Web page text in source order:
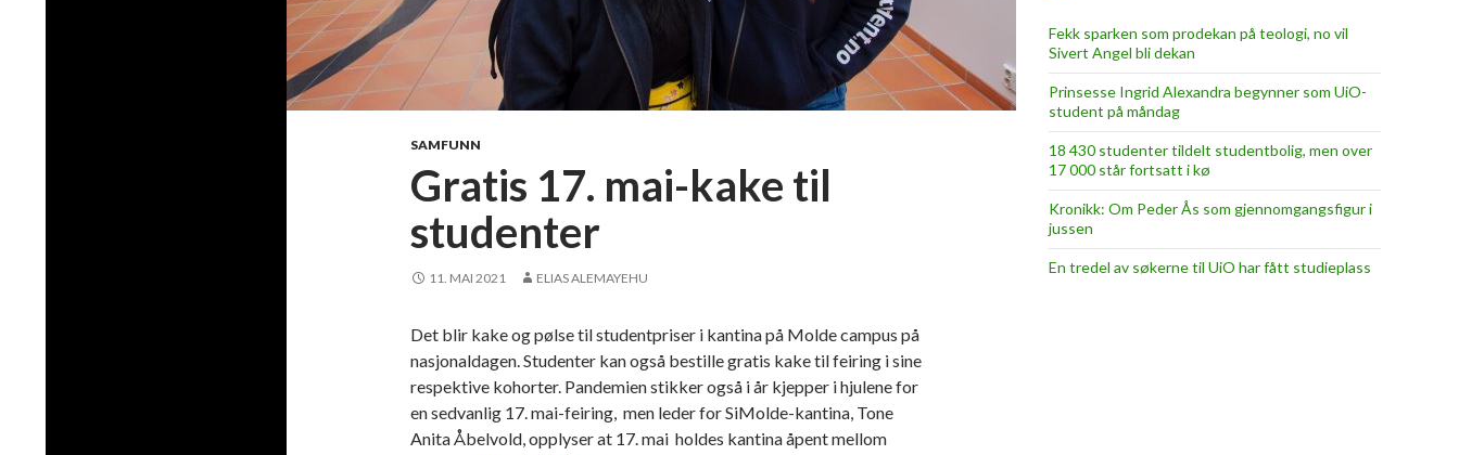
SAMFUNN
Gratis 17. mai-kake til
studenter
11. MAI 2021 ELIAS ALEMAYEHU
Det blir kake og pølse til studentpriser i kantina på Molde campus på
nasjonaldagen. Studenter kan også bestille gratis kake til feiring i sine
respektive kohorter. Pandemien stikker også i år kjepper i hjulene for
en sedvanlig 17. mai-feiring, men leder for SiMolde-kantina, Tone
Anita Åbelvold, opplyser at 17. mai holdes kantina åpent mellom
Fekk sparken som prodekan på teologi, no vil
Sivert Angel bli dekan
Prinsesse Ingrid Alexandra begynner som UiO-
student på måndag
18 430 studenter tildelt studentbolig, men over
17 000 står fortsatt i kø
Kronikk: Om Peder Ås som gjennomgangsfigur i
jussen
En tredel av søkerne til UiO har fått studieplass